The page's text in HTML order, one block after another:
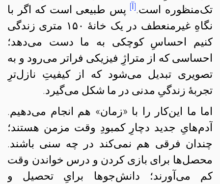
تک‌منظوره است.[آ] پس طبیعی است که اگر با
نگاهِ غیرمنعطف در یک خانهٔ ۱۵۰ متری زندگی
کنیم احساسِ کوچکی به ما دست می‌دهد؛
احساسی که از متراژِ فیزیکی فراتر می‌رود و به
تصویری تبدیل می‌شود که از کیفیتِ نازل‌ترِ
تجربهٔ زندگیِ مدنی در ما شکل می‌گیرد.
اما ما این‌کار را با «زمان» هم انجام می‌دهیم.
آدم‌هایِ جدید دچارِ کمبودِ وقت مزمن هستند؛
چندان فرقی هم نمی‌کند در چه سنی باشند.
محصل‌ها برای بازی کردن و درس خواندن وقت
کم می‌آورند؛ دانش‌جوها برایِ تحصیل و